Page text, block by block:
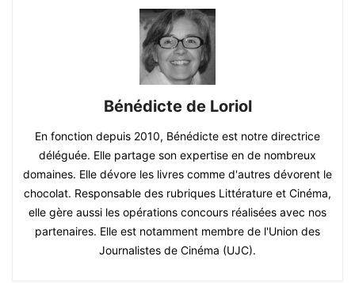
Bénédicte de Loriol
En fonction depuis 2010, Bénédicte est notre directrice
déléguée. Elle partage son expertise en de nombreux
domaines. Elle dévore les livres comme d'autres dévorent le
chocolat. Responsable des rubriques Littérature et Cinéma,
elle gère aussi les opérations concours réalisées avec nos
partenaires. Elle est notamment membre de l'Union des
Journalistes de Cinéma (UJC).